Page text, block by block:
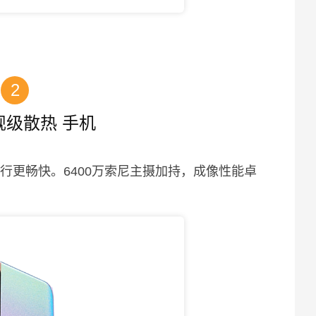
2
级散热 手机
更畅快。6400万索尼主摄加持，成像性能卓